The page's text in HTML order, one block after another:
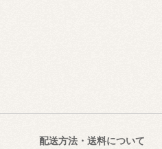
配送方法・送料について